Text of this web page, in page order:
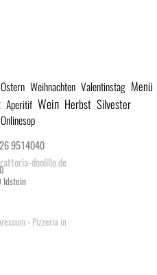
Ostern Weihnachten Valentinstag Menü
Aperitif Wein Herbst Silvester
Onlinesop
- Pizzeria in
9514040
donlillo.de
Idstein